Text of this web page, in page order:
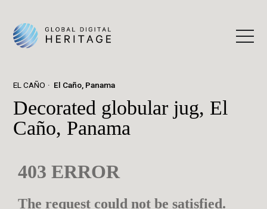
EL CAÑO El Caño, Panama
Decorated globular jug, El
Caño, Panama